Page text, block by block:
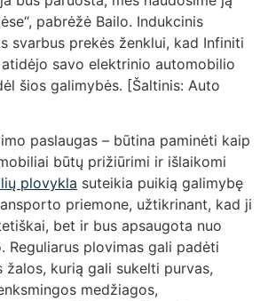
pabrėžė Bailo. Indukcinis
svarbus prekės ženklui, kad Infiniti
savo elektrinio automobilio
šios galimybės. [Šaltinis: Auto
paslaugas – būtina paminėti kaip
būtų prižiūrimi ir išlaikomi
plovykla suteikia puikią galimybę
priemone, užtikrinant, kad ji
bet ir bus apsaugota nuo
Reguliarus plovimas gali padėti
žalos, kurią gali sukelti purvas,
medžiagos,